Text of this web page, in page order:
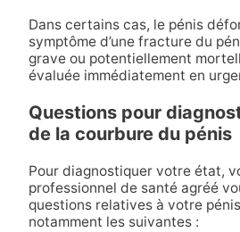
Dans certains cas, le pénis
symptôme d’une fracture du
grave ou potentiellement
évaluée immédiatement en
Questions pour
de la courbure du pénis
Pour diagnostiquer votre état,
professionnel de santé agréé
questions relatives à votre
notamment les suivantes :